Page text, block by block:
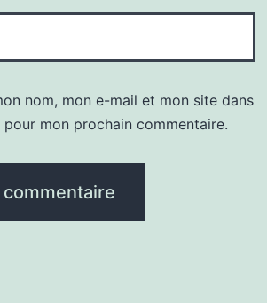
nom, mon e-mail et mon site dans
mon prochain commentaire.